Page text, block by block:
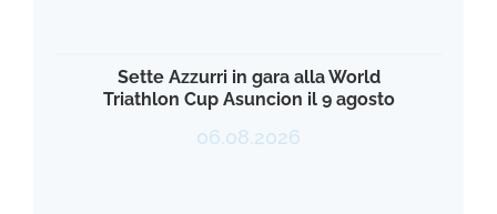
Sette Azzurri in gara alla World
Triathlon Cup Asuncion il 9 agosto
06.08.2026